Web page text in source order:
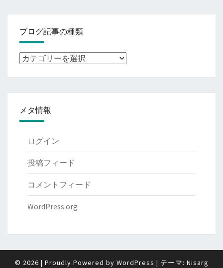
ブログ記事の種類
ブ
事
の
メタ情報
ログイン
投稿フィード
コメントフィード
WordPress.org
© 2026 | Proudly Powered by WordPress | テーマ: Nisarg